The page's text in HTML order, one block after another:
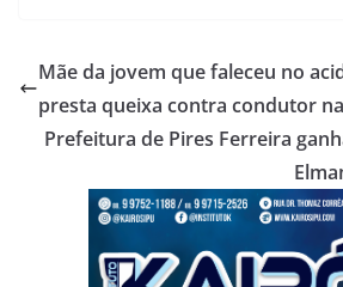
Mãe da jovem que faleceu no
presta queixa contra condutor
Prefeitura de Pires Ferreira